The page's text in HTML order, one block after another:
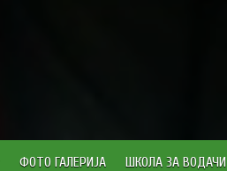
ФОТО ГАЛЕРИЈА ШКОЛА ЗА ВОДАЧИ